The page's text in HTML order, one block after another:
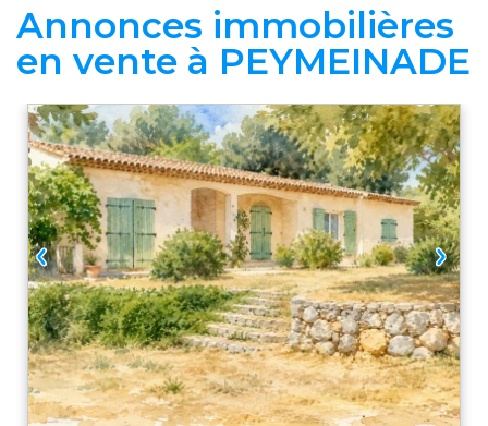
Annonces immobilières
en vente à PEYMEINADE